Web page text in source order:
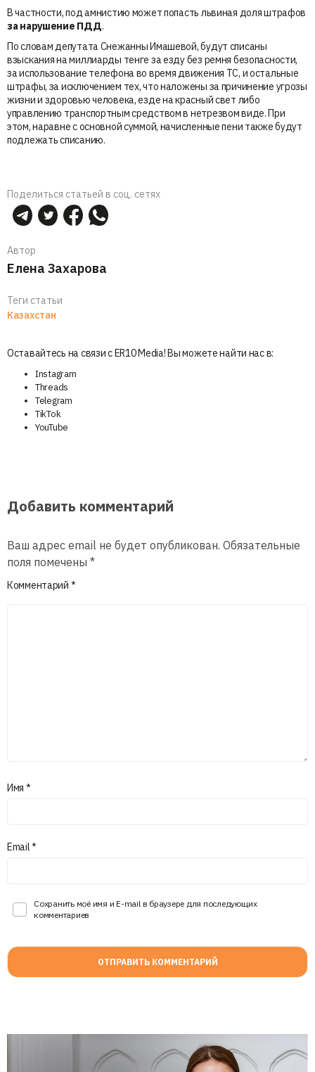
В частности, под амнистию может попасть львиная доля штрафов
за нарушение ПДД.
По словам депутата Снежанны Имашевой, будут списаны
взыскания на миллиарды тенге за езду без ремня безопасности,
за использование телефона во время движения ТС, и остальные
штрафы, за исключением тех, что наложены за причинение угрозы
жизни и здоровью человека, езде на красный свет либо
управлению транспортным средством в нетрезвом виде. При
этом, наравне с основной суммой, начисленные пени также будут
подлежать списанию.
Поделиться статьей в соц. сетях
Автор
Елена Захарова
Теги статьи
Казахстан
Оставайтесь на связи с ER10 Media! Вы можете найти нас в:
Instagram
Threads
Telegram
TikTok
YouTube
Добавить комментарий
Ваш адрес email не будет опубликован. Обязательные
поля помечены *
Комментарий *
Имя *
Email*
Сохранить моё имя и E-mail в браузере для последующих
комментариев